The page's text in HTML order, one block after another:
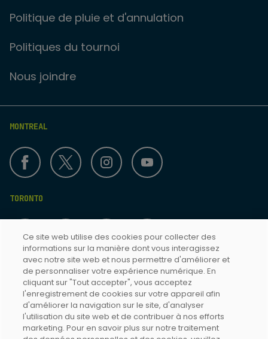
Politique de pluie et d'annulation
Politiques du tournoi
Nous joindre
MONTREAL
TORONTO
Termes & Conditions
Politique de confidentialité
Accessibilité Toronto
Ce site web utilise des cookies pour collecter des
informations sur la manière dont vous interagissez
avec notre site web et nous permettre d'améliorer et
de personnaliser votre expérience numérique. En
cliquant sur "Tout accepter", vous acceptez
l'enregistrement de cookies sur votre appareil afin
d'améliorer la navigation sur le site, d'analyser
l'utilisation du site web et de contribuer à nos efforts
marketing. Pour en savoir plus sur notre traitement